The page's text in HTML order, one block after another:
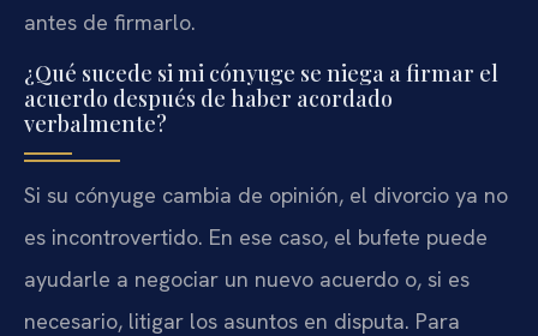
antes de firmarlo.
¿Qué sucede si mi cónyuge se niega a firmar el
acuerdo después de haber acordado
verbalmente?
Si su cónyuge cambia de opinión, el divorcio ya no
es incontrovertido. En ese caso, el bufete puede
ayudarle a negociar un nuevo acuerdo o, si es
necesario, litigar los asuntos en disputa. Para